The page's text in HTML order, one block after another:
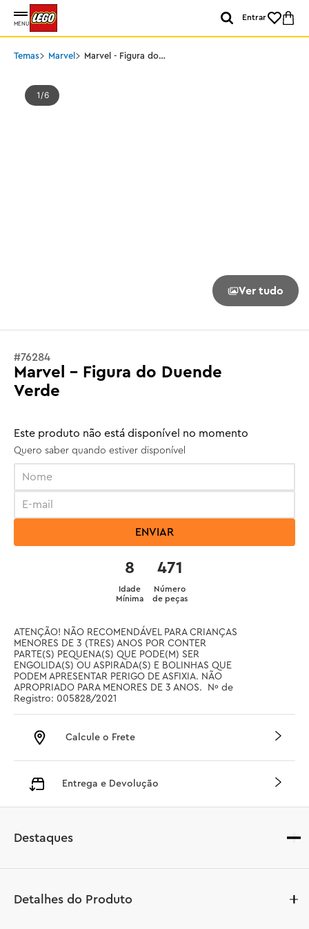
MENU
Entrar
Temas Marvel
Marvel - Figura do
1 6
Ver tudo
#76284
Marvel - Figura do Duende
Verde
Este produto não está disponível no momento
Quero saber quando estiver disponível
ENVIAR
471
Número
de peças
8
Idade
Mínima
ATENÇÃO! NÃO RECOMENDÁVEL PARA CRIANÇAS
MENORES DE 3 (TRES) ANOS POR CONTER
PARTE(S) PEQUENA(S) QUE PODE(M) SER
ENGOLIDA(S) OU ASPIRADA(S) E BOLINHAS QUE
PODEM APRESENTAR PERIGO DE ASFIXIA. NÃO
APROPRIADO PARA MENORES DE 3 ANOS.  Nº de
Registro: 005828/2021
Calcule o Frete
Entrega e Devolução
Destaques
Detalhes do Produto